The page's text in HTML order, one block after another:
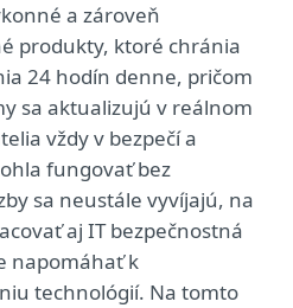
a zároveň
produkty, ktoré chránia
24 hodín denne, pričom
sa aktualizujú v reálnom
vždy v bezpečí a
fungovať bez
sa neustále vyvíjajú, na
aj IT bezpečnostná
napomáhať k
technológií. Na tomto